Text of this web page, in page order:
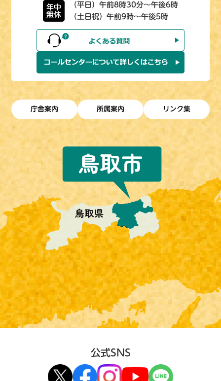
年中
無休
（平日）午前8時30分～午後6時
（土日祝）午前9時～午後5時
庁舎案内 所属案内 リンク集
公式SNS